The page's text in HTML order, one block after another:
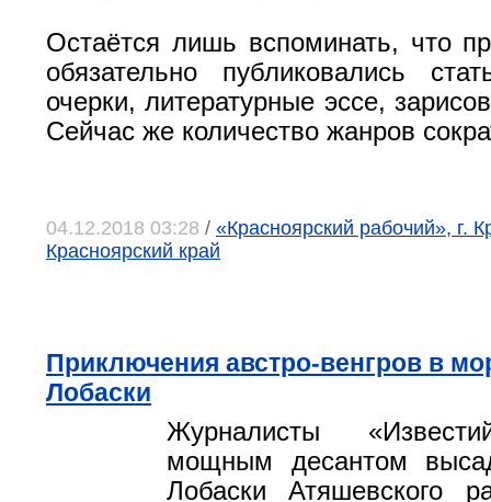
Остаётся лишь вспоминать, что
обязательно публиковались
очерки, литературные эссе,
Сейчас же количество жанров
04.12.2018 03:28 / «Красноярский рабочий», г.
Красноярский край
Приключения австро-венгров в
Лобаски
Журналисты
мощным десантом
Лобаски Атяшевского